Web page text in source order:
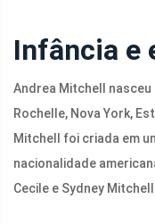
Infância e
Andrea Mitchell nasceu
Rochelle, Nova York,
Mitchell foi criada em
nacionalidade
Cecile e Sydney Mitchell.